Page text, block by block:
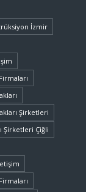
İzmir
Şirketleri
Şirketleri Çiğli